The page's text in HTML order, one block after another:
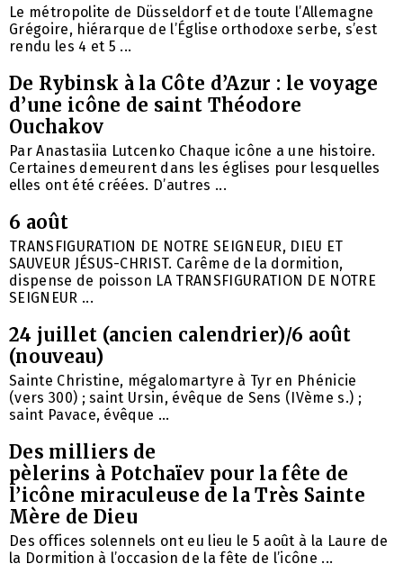
Le métropolite de Düsseldorf et de toute l’Allemagne
Grégoire, hiérarque de l’Église orthodoxe serbe, s’est
rendu les 4 et 5 ...
De Rybinsk à la Côte d’Azur : le voyage
d’une icône de saint Théodore
Ouchakov
Par Anastasiia Lutcenko Chaque icône a une histoire.
Certaines demeurent dans les églises pour lesquelles
elles ont été créées. D’autres ...
6 août
TRANSFIGURATION DE NOTRE SEIGNEUR, DIEU ET
SAUVEUR JÉSUS-CHRIST. Carême de la dormition,
dispense de poisson LA TRANSFIGURATION DE NOTRE
SEIGNEUR ...
24 juillet (ancien calendrier)/6 août
(nouveau)
Sainte Christine, mégalomartyre à Tyr en Phénicie
(vers 300) ; saint Ursin, évêque de Sens (IVème s.) ;
saint Pavace, évêque ...
Des milliers de
pèlerins à Potchaïev pour la fête de
l’icône miraculeuse de la Très Sainte
Mère de Dieu
Des offices solennels ont eu lieu le 5 août à la Laure de
la Dormition à l’occasion de la fête de l’icône ...